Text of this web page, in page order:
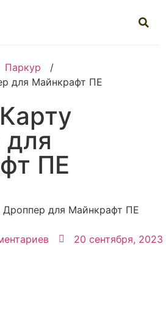
Паркур
/
для Майнкрафт ПЕ
ПЕ
20 сентября, 2023